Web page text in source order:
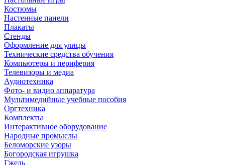
Костюмы
Настенные панели
Плакаты
Стенды
Оформление для улицы
Технические средства обучения
Компьютеры и периферия
Телевизоры и медиа
Аудиотехника
Фото- и видио аппаратура
Мультимедийные учебные пособия
Оргтехника
Комплекты
Интерактивное оборудование
Народные промыслы
Беломорские узоры
Богородская игрушка
Гжель